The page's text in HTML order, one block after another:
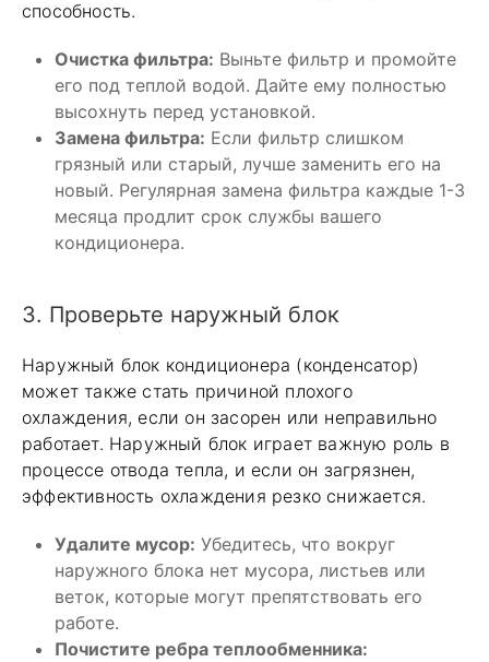
способность.
Очистка фильтра: Выньте фильтр и промойте
его под теплой водой. Дайте ему полностью
высохнуть перед установкой.
Замена фильтра: Если фильтр слишком
грязный или старый, лучше заменить его на
новый. Регулярная замена фильтра каждые 1-3
месяца продлит срок службы вашего
кондиционера.
3. Проверьте наружный блок
Наружный блок кондиционера (конденсатор)
может также стать причиной плохого
охлаждения, если он засорен или неправильно
работает. Наружный блок играет важную роль в
процессе отвода тепла, и если он загрязнен,
эффективность охлаждения резко снижается.
Удалите мусор: Убедитесь, что вокруг
наружного блока нет мусора, листьев или
веток, которые могут препятствовать его
работе.
Почистите ребра теплообменника: